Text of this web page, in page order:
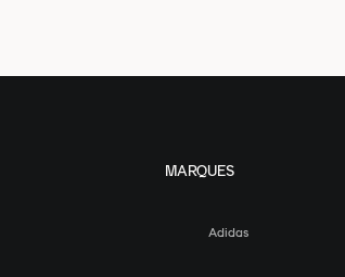
MARQUES
Adidas